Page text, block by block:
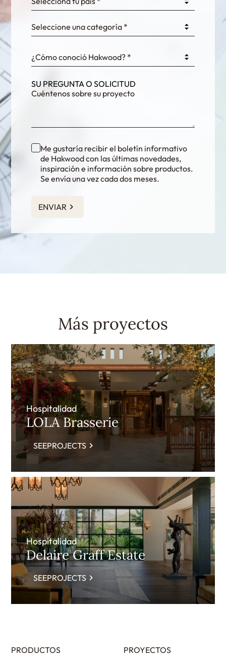
fKG333tDPmDdJm8
Seleccione una categoría *
¿Cómo conoció Hakwood? *
SU PREGUNTA O SOLICITUD
Me gustaría recibir el boletín informativo
de Hakwood con las últimas novedades,
inspiración e información sobre productos.
Se envía una vez cada dos meses.
ENVIAR
Más proyectos
Hospitalidad
LOLA Brasserie
SEEPROJECTS
Hospitalidad
Delaire Graff Estate
SEEPROJECTS
PRODUCTOS
PROYECTOS